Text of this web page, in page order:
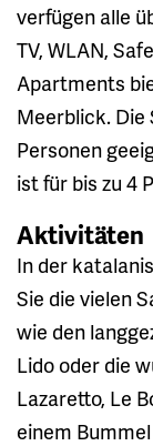
verfügen alle
TV, WLAN,
Apartments
Meerblick. Die
Personen
ist für bis zu 4
Aktivitäten
In der
Sie die vielen
wie den
Lido oder die
Lazaretto, Le
einem